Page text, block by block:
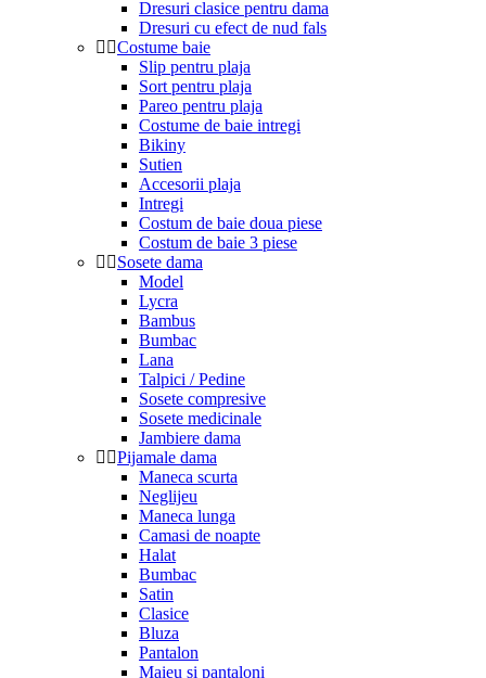
Dresuri clasice pentru dama
Dresuri cu efect de nud fals
Costume baie
Slip pentru plaja
Sort pentru plaja
Pareo pentru plaja
Costume de baie intregi
Bikiny
Sutien
Accesorii plaja
Intregi
Costum de baie doua piese
Costum de baie 3 piese
Sosete dama
Model
Lycra
Bambus
Bumbac
Lana
Talpici / Pedine
Sosete compresive
Sosete medicinale
Jambiere dama
Pijamale dama
Maneca scurta
Neglijeu
Maneca lunga
Camasi de noapte
Halat
Bumbac
Satin
Clasice
Bluza
Pantalon
Maieu si pantaloni